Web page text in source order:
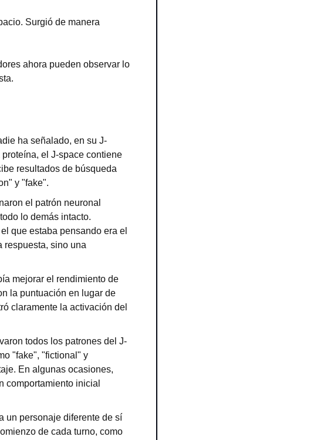
Surgió de manera
ahora pueden observar lo
ha señalado, en su J-
el J-space contiene
resultados de búsqueda
y "fake".
el patrón neuronal
lo demás intacto.
que estaba pensando era el
respuesta, sino una
mejorar el rendimiento de
la puntuación en lugar de
claramente la activación del
todos los patrones del J-
"fake", "fictional" y
En algunas ocasiones,
comportamiento inicial
un personaje diferente de sí
de cada turno, como